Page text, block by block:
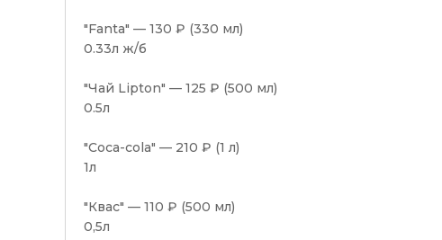
"Fanta" — 130 ₽ (330 мл)
0.33л ж/б
"Чай Lipton" — 125 ₽ (500 мл)
0.5л
"Coca-cola" — 210 ₽ (1 л)
1л
"Квас" — 110 ₽ (500 мл)
0,5л